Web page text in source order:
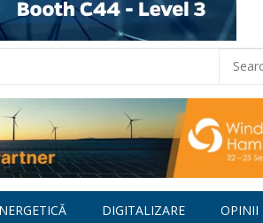
DIGITALIZARE OPINII